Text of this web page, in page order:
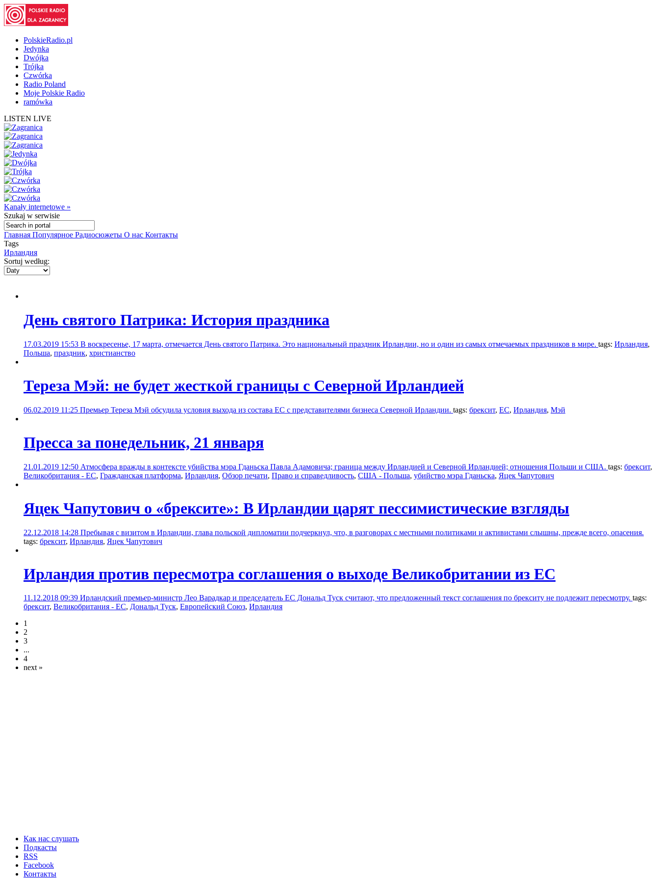
PolskieRadio.pl
Jedynka
Dwójka
Trójka
Czwórka
Radio Poland
Moje Polskie Radio
ramówka
LISTEN LIVE
Kanały internetowe »
Szukaj w serwisie
Главная Популярное Радиосюжеты О нас Контакты
Tags
Ирландия
Sortuj według:
День святого Патрика: История праздника
17.03.2019 15:53 В воскресенье, 17 марта, отмечается День святого Патрика. Это национальный праздник Ирландии, но и один из самых отмечаемых праздников в мире. tags: Ирландия,
Польша, праздник, христианство
Тереза Мэй: не будет жесткой границы с Северной Ирландией
06.02.2019 11:25 Премьер Тереза Мэй обсудила условия выхода из состава ЕС с представителями бизнеса Северной Ирландии. tags: брексит, ЕС, Ирландия, Мэй
Пресса за понедельник, 21 января
21.01.2019 12:50 Атмосфера вражды в контексте убийства мэра Гданьска Павла Адамовича; граница между Ирландией и Северной Ирландией; отношения Польши и США. tags: брексит,
Великобритания - ЕС, Гражданская платформа, Ирландия, Обзор печати, Право и справедливость, США - Польша, убийство мэра Гданьска, Яцек Чапутович
Яцек Чапутович о «брексите»: В Ирландии царят пессимистические взгляды
22.12.2018 14:28 Пребывая с визитом в Ирландии, глава польской дипломатии подчеркнул, что, в разговорах с местными политиками и активистами слышны, прежде всего, опасения.
tags: брексит, Ирландия, Яцек Чапутович
Ирландия против пересмотра соглашения о выходе Великобритании из ЕС
11.12.2018 09:39 Ирландский премьер-министр Лео Варадкар и председатель ЕС Дональд Туск считают, что предложенный текст соглашения по брекситу не подлежит пересмотру. tags:
брексит, Великобритания - ЕС, Дональд Туск, Европейский Союз, Ирландия
1
2
3
...
4
next »
Как нас слушать
Подкасты
RSS
Facebook
Контакты